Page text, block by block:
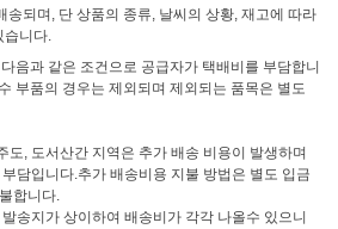
송되며, 단 상품의 종류, 날씨의 상황, 재고에 따라
습니다.
음과 같은 조건으로 공급자가 택배비를 부담합니
부품의 경우는 제외되며 제외되는 품목은 별도
도, 도서산간 지역은 추가 배송 비용이 발생하며
담입니다.추가 배송비용 지불 방법은 별도 입금
합니다.
송지가 상이하여 배송비가 각각 나올수 있으니